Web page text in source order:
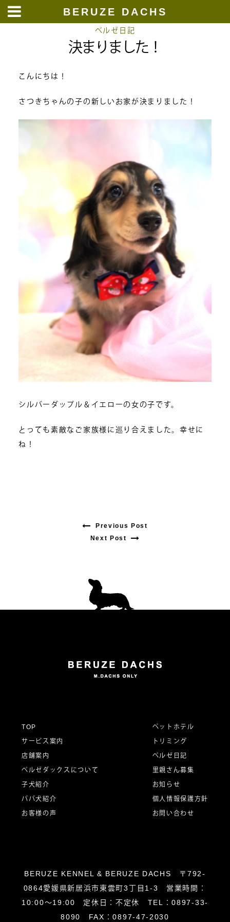
BERUZE DACHS
ベルゼ日記
決まりました！
こんにちは！
さつきちゃんの子の新しいお家が決まりました！
シルバーダップル＆イエローの女の子です。
とっても素敵なご家族様に巡り合えました。幸せに
ね！
ー
シ
ョ
Previous Post
Next Post
TOP
サービス案内
店舗案内
ベルゼダックスについて
子犬紹介
パパ犬紹介
お客様の声
ペットホテル
トリミング
ベルゼ日記
里親さん募集
お知らせ
個人情報保護方針
お問い合わせ
BERUZE KENNEL & BERUZE DACHS 〒792-
0864愛媛県新居浜市東雲町3丁目1-3 営業時間：
10:00～19:00 定休日：不定休 TEL：0897-33-
8090 FAX：0897-47-2030